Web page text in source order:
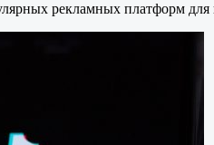
рекламных платформ